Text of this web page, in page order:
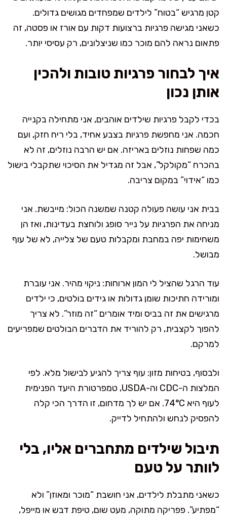
קטן מרגיש “בטוח” לילדים שמפחדים מגושים גדולים.
כשאני מגישה פרגיות ברצועות דקות עם אורז או פסטה, זה
פתאום נראה להם מוכר כמו שניצלונים, רק עסיסי יותר.
איך לבחור פרגיות טובות ולהכין
אותן נכון
בכדי לקבל פרגיות שילדים אוהבים, אני מתחילה בקנייה
חכמה. אני מחפשת פרגיות בצבע אחיד, בלי ריח חזק, ועם
כמה שפחות נוזלים באריזה. אם יש הרבה נוזלים, זה לא
בהכרח “מקולקל”, אבל זה מגדיל את הסיכוי שתקבלי בישול
כמו “אידוי” במקום צריבה.
בבית אני עושה פעולה קטנה שמשנה הכול: מייבשת. אני
מניחה את הפרגיות על נייר סופג ולוחצת בעדינות, ואז הן
משחימות יפה במחבת ומקבלות טעם של צלייה, לא של עוף
מבושל.
עוד הרגל שהציל לי המון ארוחות: ניקוי מהיר. אני עוברת
ומורידה חתיכות שומן גדולות או גידים בולטים, כי ילדים
מרגישים את זה בביס ומיד אומרים “זה מוזר”. לא צריך
להפוך לקצבית, רק להוריד את הדברים הבולטים שמפריעים
למרקם.
ולבסוף, בטיחות מזון: עוף צריך להגיע לבישול מלא. לפי
המלצות ה-CDC וה-USDA, טמפרטורת היעד הפנימית
לעוף היא 74°C. אם יש לך מדחום, זו הדרך הכי קלה
להפסיק לנחש ולהתחיל לדייק.
תיבול שילדים מתחברים אליו, בלי
לוותר על טעם
כשאני מתבלת לילדים, אני חושבת “מוכר ומאוזן” ולא
“מפתיע”. פפריקה מתוקה, מעט שום, טיפת דבש או מייפל,